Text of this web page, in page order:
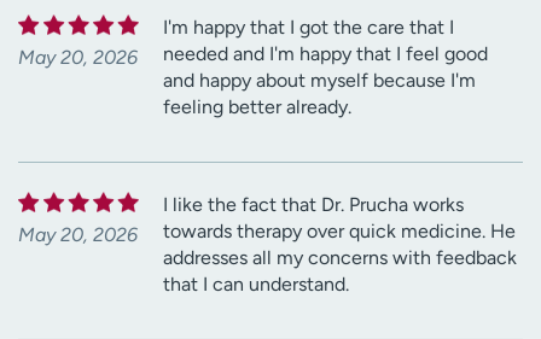
May 20, 2026
I'm happy that I got the care that I
needed and I'm happy that I feel good
and happy about myself because I'm
feeling better already.
May 20, 2026
I like the fact that Dr. Prucha works
towards therapy over quick medicine. He
addresses all my concerns with feedback
that I can understand.